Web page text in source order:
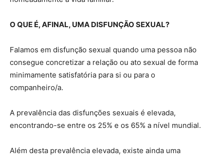
O QUE É, AFINAL, UMA DISFUNÇÃO SEXUAL?
Falamos em disfunção sexual quando uma pessoa não
consegue concretizar a relação ou ato sexual de forma
minimamente satisfatória para si ou para o
companheiro/a.
A prevalência das disfunções sexuais é elevada,
encontrando-se entre os 25% e os 65% a nível mundial.
Além desta prevalência elevada, existe ainda uma